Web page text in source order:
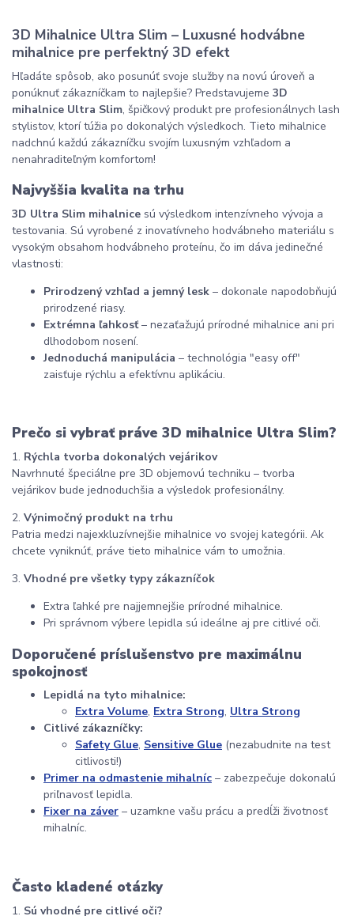
3D Mihalnice Ultra Slim – Luxusné hodvábne
mihalnice pre perfektný 3D efekt
Hľadáte spôsob, ako posunúť svoje služby na novú úroveň a
ponúknuť zákazníčkam to najlepšie? Predstavujeme 3D
mihalnice Ultra Slim, špičkový produkt pre profesionálnych lash
stylistov, ktorí túžia po dokonalých výsledkoch. Tieto mihalnice
nadchnú každú zákazníčku svojím luxusným vzhľadom a
nenahraditeľným komfortom!
Najvyššia kvalita na trhu
3D Ultra Slim mihalnice sú výsledkom intenzívneho vývoja a
testovania. Sú vyrobené z inovatívneho hodvábneho materiálu s
vysokým obsahom hodvábneho proteínu, čo im dáva jedinečné
vlastnosti:
Prirodzený vzhľad a jemný lesk – dokonale napodobňujú
prirodzené riasy.
Extrémna ľahkosť– nezaťažujú prírodné mihalnice ani pri
dlhodobom nosení.
Jednoduchá manipulácia – technológia "easy off"
zaisťuje rýchlu a efektívnu aplikáciu.
Prečo si vybrať práve 3D mihalnice Ultra Slim?
1. Rýchla tvorba dokonalých vejárikov
Navrhnuté špeciálne pre 3D objemovú techniku – tvorba
vejárikov bude jednoduchšia a výsledok profesionálny.
2. Výnimočný produkt na trhu
Patria medzi najexkluzívnejšie mihalnice vo svojej kategórii. Ak
chcete vyniknúť, práve tieto mihalnice vám to umožnia.
3. Vhodné pre všetky typy zákazníčok
Extra ľahké pre najjemnejšie prírodné mihalnice.
Pri správnom výbere lepidla sú ideálne aj pre citlivé oči.
Doporučené príslušenstvo pre maximálnu
spokojnosť
Lepidlá na tyto mihalnice:
Extra Volume, Extra Strong, Ultra Strong
Citlivé zákazníčky:
Safety Glue, Sensitive Glue (nezabudnite na test
citlivosti!)
Primer na odmastenie mihalníc – zabezpečuje dokonalú
priľnavosť lepidla.
Fixer na záver – uzamkne vašu prácu a predĺži životnosť
mihalníc.
Často kladené otázky
1. Sú vhodné pre citlivé oči?